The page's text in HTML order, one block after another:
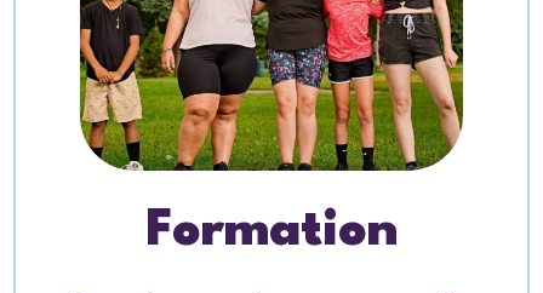
Formation